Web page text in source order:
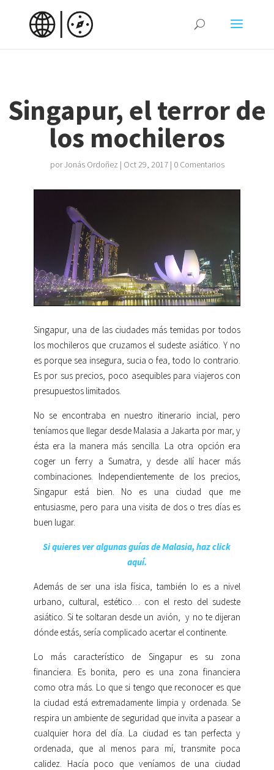
Singapur, el terror de
los mochileros
porJonás Ordoñez | Oct 29, 2017| 0 Comentarios
Singapur, una de las ciudades más temidas por todos
los mochileros que cruzamos el sudeste asiático. Y no
es porque sea insegura, sucia o fea, todo lo contrario.
Es por sus precios, poco asequibles para viajeros con
presupuestos limitados.
No se encontraba en nuestro itinerario incial, pero
teníamos que llegar desde Malasia a Jakarta por mar, y
ésta era la manera más sencilla. La otra opción era
coger un ferry a Sumatra, y desde allí hacer más
combinaciones. Independientemente de los precios,
Singapur está bien. No es una ciudad que me
entusiasme, pero para una visita de dos o tres días es
buen lugar.
Si quieres ver algunas guías de Malasia, haz click
aquí.
Además de ser una isla física, también lo es a nivel
urbano, cultural, estético… con el resto del sudeste
asiático. Si te soltaran desde un avión, y no te dijeran
dónde estás, sería complicado acertar el continente.
Lo más característico de Singapur es su zona
financiera. Es bonita, pero es una zona financiera
como otra más. Lo que si tengo que reconocer es que
la ciudad está extremadamente limpia y ordenada. Se
respira un ambiente de seguridad que invita a pasear a
cualquier hora del día. La ciudad es tan perfecta y
ordenada, que al menos para mí, transmite poca
calidez. Hacía poco que veníamos de una ciudad